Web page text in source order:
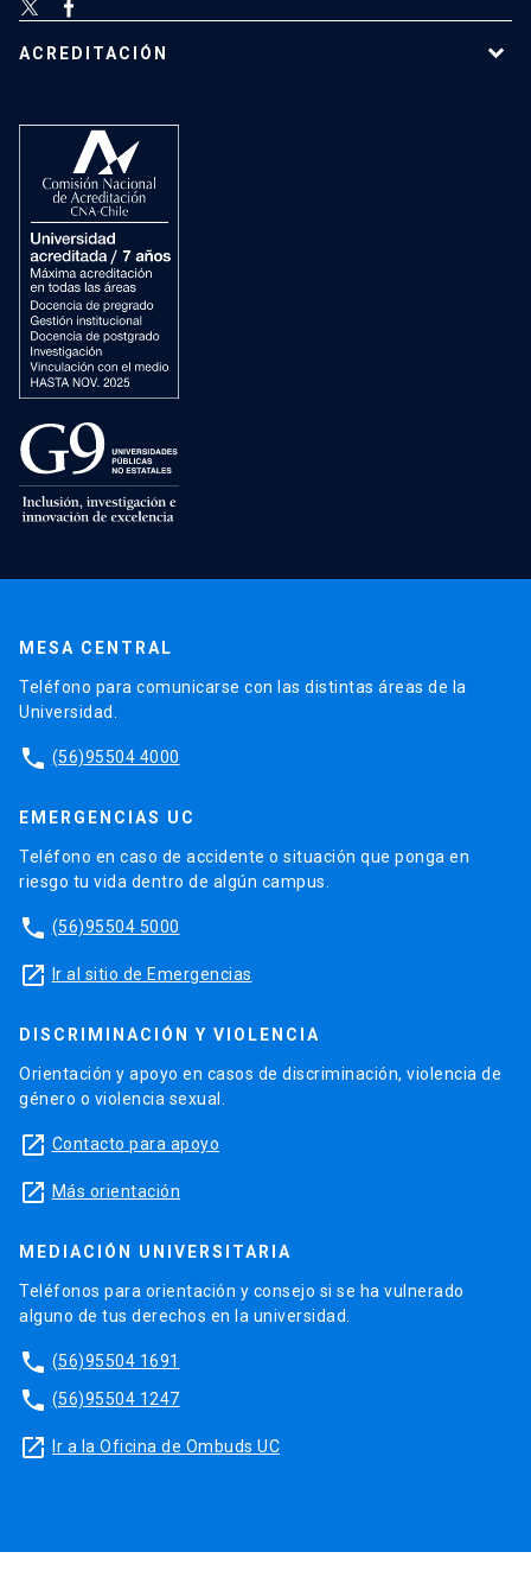
ACREDITACIÓN
MESA CENTRAL
Teléfono para comunicarse con las distintas áreas de la
Universidad.
phone (56)95504 4000
EMERGENCIAS UC
Teléfono en caso de accidente o situación que ponga en
riesgo tu vida dentro de algún campus.
phone (56)95504 5000
launch Ir al sitio de Emergencias
DISCRIMINACIÓN Y VIOLENCIA
Orientación y apoyo en casos de discriminación, violencia de
género o violencia sexual.
launch Contacto para apoyo
launch Más orientación
MEDIACIÓN UNIVERSITARIA
Teléfonos para orientación y consejo si se ha vulnerado
alguno de tus derechos en la universidad.
phone (56)95504 1691
phone (56)95504 1247
launch Ir a la Oficina de Ombuds UC